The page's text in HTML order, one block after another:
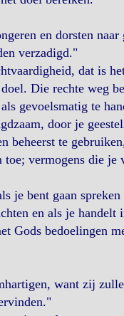
en dorsten naar
verzadigd."
dat is
Die rechte weg
gevoelsmatig te
door je
beheerst te
toe; vermogens die je
je bent gaan spreken
en als je handelt
Gods bedoelingen
want zij